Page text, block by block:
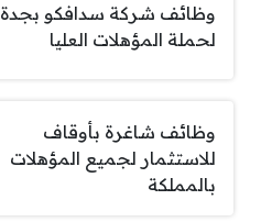
وظائف شركة سدافكو بجدة
لحملة المؤهلات العليا
وظائف شاغرة بأوقاف
للاستثمار لجميع المؤهلات
بالمملكة